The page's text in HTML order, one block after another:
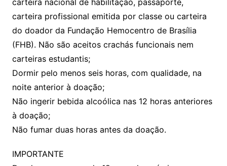
carteira nacional de habilitação, passaporte,
carteira profissional emitida por classe ou carteira
do doador da Fundação Hemocentro de Brasília
(FHB). Não são aceitos crachás funcionais nem
carteiras estudantis;
Dormir pelo menos seis horas, com qualidade, na
noite anterior à doação;
Não ingerir bebida alcoólica nas 12 horas anteriores
à doação;
Não fumar duas horas antes da doação.
IMPORTANTE